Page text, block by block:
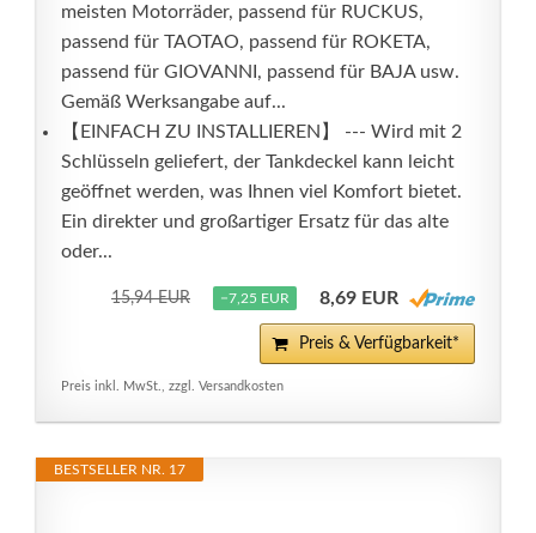
meisten Motorräder, passend für RUCKUS,
passend für TAOTAO, passend für ROKETA,
passend für GIOVANNI, passend für BAJA usw.
Gemäß Werksangabe auf...
【EINFACH ZU INSTALLIEREN】 --- Wird mit 2
Schlüsseln geliefert, der Tankdeckel kann leicht
geöffnet werden, was Ihnen viel Komfort bietet.
Ein direkter und großartiger Ersatz für das alte
oder...
15,94 EUR −7,25 EUR 8,69 EUR
Preis & Verfügbarkeit*
Preis inkl. MwSt., zzgl. Versandkosten
BESTSELLER NR. 17